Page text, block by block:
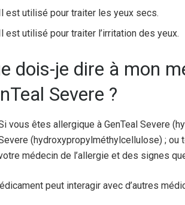
Il est utilisé pour traiter les yeux secs.
Il est utilisé pour traiter l’irritation des yeux.
dois-je dire à mon
Severe ?
vous êtes allergique à GenTeal Severe
(hydroxypropylméthylcellulose) ; ou
médecin de l’allergie et des signes
peut interagir avec d’autres